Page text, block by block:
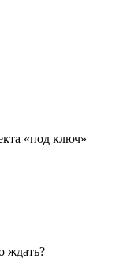
«под ключ»
ждать?